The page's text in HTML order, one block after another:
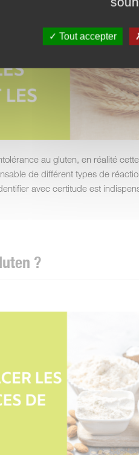
au gluten, en réalité
de différent types de
avec certitude est
?
Tout accepter